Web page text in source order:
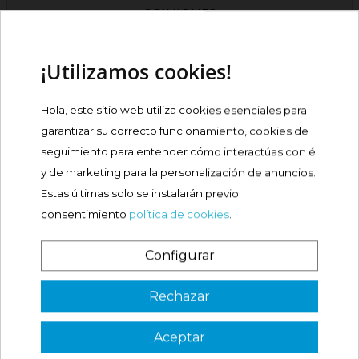
OPINIONES
MELATONINA NOXAREM 3
Precio
9,89 €
DORMIGEN DOXILAMINA 25
Precio
7,16 €
¿Es tu primera vez? ¡SORPRESA!
3 €
¡Utilizamos cookies!
Hola, este sitio web utiliza cookies esenciales para
garantizar su correcto funcionamiento, cookies de
seguimiento para entender cómo interactúas con él
y de marketing para la personalización de anuncios.
Estas últimas solo se instalarán previo
consentimiento política de cookies
Configurar
Rechazar
Aceptar